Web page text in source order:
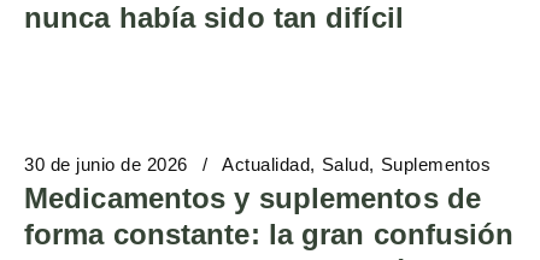
nunca había sido tan difícil
30 de junio de 2026 Actualidad Salud Suplementos
Medicamentos y suplementos de
forma constante: la gran confusión